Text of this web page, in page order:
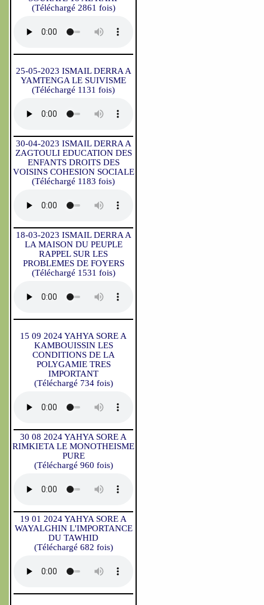
(Téléchargé 2861 fois)
25-05-2023 ISMAIL DERRA A
YAMTENGA LE SUIVISME
(Téléchargé 1131 fois)
30-04-2023 ISMAIL DERRA A
ZAGTOULI EDUCATION DES
ENFANTS DROITS DES
VOISINS COHESION SOCIALE
(Téléchargé 1183 fois)
18-03-2023 ISMAIL DERRA A
LA MAISON DU PEUPLE
RAPPEL SUR LES
PROBLEMES DE FOYERS
(Téléchargé 1531 fois)
15 09 2024 YAHYA SORE A
KAMBOUISSIN LES
CONDITIONS DE LA
POLYGAMIE TRES
IMPORTANT
(Téléchargé 734 fois)
30 08 2024 YAHYA SORE A
RIMKIETA LE MONOTHEISME
PURE
(Téléchargé 960 fois)
19 01 2024 YAHYA SORE A
WAYALGHIN L'IMPORTANCE
DU TAWHID
(Téléchargé 682 fois)